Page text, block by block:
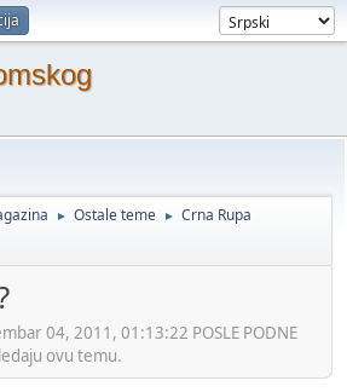
► Ostale teme ► Crna Rupa
04, 2011, 01:13:22 POSLE PODNE
ovu temu.